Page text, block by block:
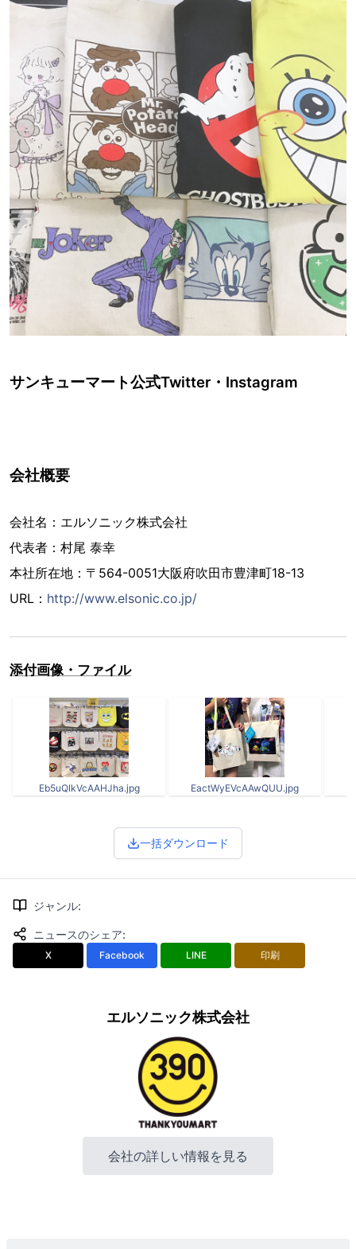
サンキューマート公式Twitter・Instagram
会社概要
会社名：エルソニック株式会社
代表者：村尾 泰幸
本社所在地：〒564-0051大阪府吹田市豊津町18-13
URL： http://www.elsonic.co.jp/
添付画像・ファイル
Eb5uQlkVcAAHJha.jpg EactWyEVcAAwQUU.jpg
一括ダウンロード
ジャンル:
ニュースのシェア:
X Facebook LINE 印刷
エルソニック株式会社
会社の詳しい情報を見る